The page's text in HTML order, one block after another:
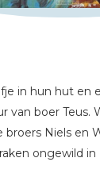
in hun hut en
van boer Teus.
Niels en
ongewild in